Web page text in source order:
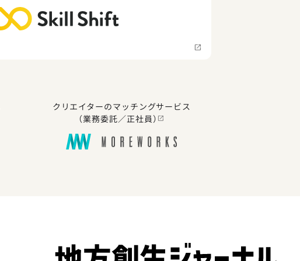
クリエイターのマッチングサービス
（業務委託／正社員）